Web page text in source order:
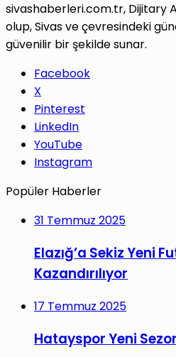
sivashaberleri.com.tr, Dijitary
olup, Sivas ve çevresindeki
güvenilir bir şekilde sunar.
Facebook
X
Pinterest
LinkedIn
YouTube
Instagram
Popüler Haberler
31 Temmuz 2025
Elazığ’a Sekiz Yeni
Kazandırılıyor
17 Temmuz 2025
Hatayspor Yeni